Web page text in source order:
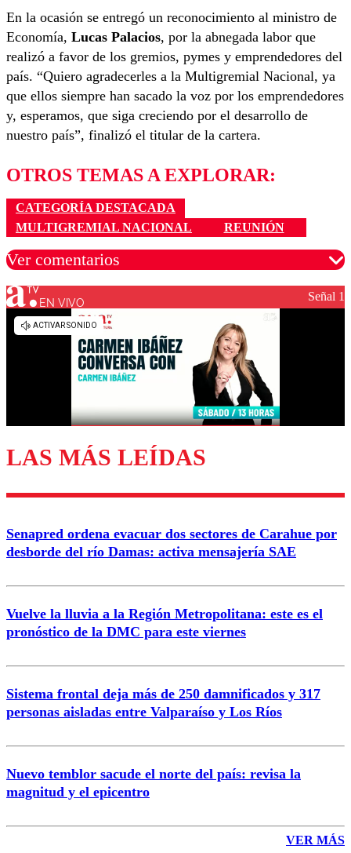
En la ocasión se entregó un reconocimiento al ministro de
Economía, Lucas Palacios, por la abnegada labor que
realizó a favor de los gremios, pymes y emprendedores del
país. “Quiero agradecerles a la Multigremial Nacional, ya
que ellos siempre han sacado la voz por los emprendedores
y, esperamos, que siga creciendo por el desarrollo de
nuestro país”, finalizó el titular de la cartera.
OTROS TEMAS A EXPLORAR:
CATEGORÍA DESTACADA
MULTIGREMIAL NACIONAL
REUNIÓN
Ver comentarios
Los comentarios son moderados para garantizar un
diálogo respetuoso.
Enviar comentario
EN VIVO Señal 1
LAS MÁS LEÍDAS
Senapred ordena evacuar dos sectores de Carahue por
desborde del río Damas: activa mensajería SAE
Vuelve la lluvia a la Región Metropolitana: este es el
pronóstico de la DMC para este viernes
Sistema frontal deja más de 250 damnificados y 317
personas aisladas entre Valparaíso y Los Ríos
Nuevo temblor sacude el norte del país: revisa la
magnitud y el epicentro
VER MÁS